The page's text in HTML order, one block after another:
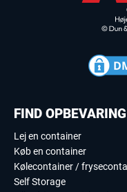
FIND OPBEVARING
Lej en container
Køb en container
Kølecontainer /
Self Storage